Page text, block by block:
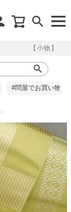
【小物】
#問屋でお買い物